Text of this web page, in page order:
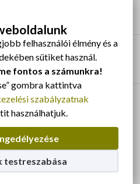
felhasználói élmény és a
sütiket használ.
fontos a számunkra!
gombra kattintva
szabályzatnak
használhatjuk.
testreszabása